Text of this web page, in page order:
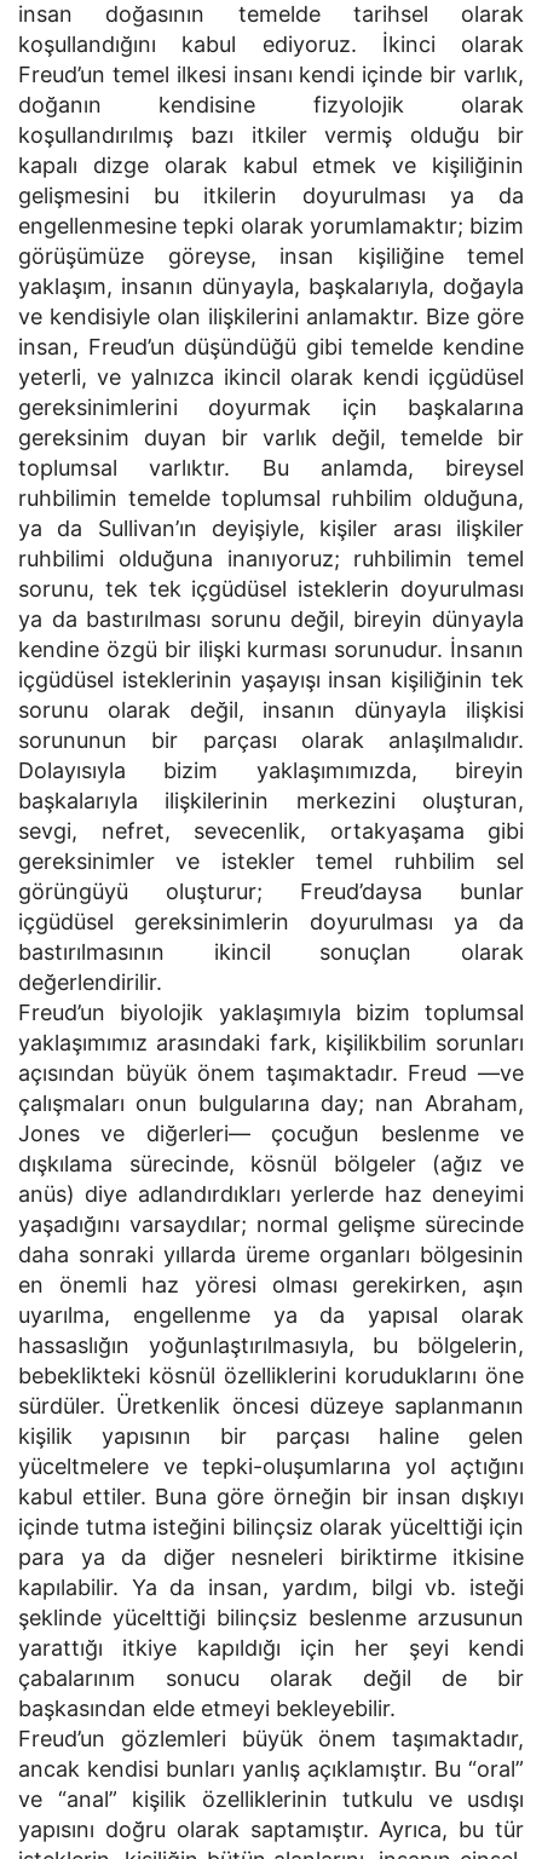
insan doğasının temelde tarihsel olarak
koşullandığını kabul ediyoruz. İkinci olarak
Freud’un temel ilkesi insanı kendi içinde bir varlık,
doğanın kendisine fizyolojik olarak
koşullandırılmış bazı itkiler vermiş olduğu bir
kapalı dizge olarak kabul etmek ve kişiliğinin
gelişmesini bu itkilerin doyurulması ya da
engellenmesine tepki olarak yorumlamaktır; bizim
görüşümüze göreyse, insan kişiliğine temel
yaklaşım, insanın dünyayla, başkalarıyla, doğayla
ve kendisiyle olan ilişkilerini anlamaktır. Bize göre
insan, Freud’un düşündüğü gibi temelde kendine
yeterli, ve yalnızca ikincil olarak kendi içgüdüsel
gereksinimlerini doyurmak için başkalarına
gereksinim duyan bir varlık değil, temelde bir
toplumsal varlıktır. Bu anlamda, bireysel
ruhbilimin temelde toplumsal ruhbilim olduğuna,
ya da Sullivan’ın deyişiyle, kişiler arası ilişkiler
ruhbilimi olduğuna inanıyoruz; ruhbilimin temel
sorunu, tek tek içgüdüsel isteklerin doyurulması
ya da bastırılması sorunu değil, bireyin dünyayla
kendine özgü bir ilişki kurması sorunudur. İnsanın
içgüdüsel isteklerinin yaşayışı insan kişiliğinin tek
sorunu olarak değil, insanın dünyayla ilişkisi
sorununun bir parçası olarak anlaşılmalıdır.
Dolayısıyla bizim yaklaşımımızda, bireyin
başkalarıyla ilişkilerinin merkezini oluşturan,
sevgi, nefret, sevecenlik, ortakyaşama gibi
gereksinimler ve istekler temel ruhbilim sel
görüngüyü oluşturur; Freud’daysa bunlar
içgüdüsel gereksinimlerin doyurulması ya da
bastırılmasının ikincil sonuçlan olarak
değerlendirilir.
Freud’un biyolojik yaklaşımıyla bizim toplumsal
yaklaşımımız arasındaki fark, kişilikbilim sorunları
açısından büyük önem taşımaktadır. Freud —ve
çalışmaları onun bulgularına day; nan Abraham,
Jones ve diğerleri— çocuğun beslenme ve
dışkılama sürecinde, kösnül bölgeler (ağız ve
anüs) diye adlandırdıkları yerlerde haz deneyimi
yaşadığını varsaydılar; normal gelişme sürecinde
daha sonraki yıllarda üreme organları bölgesinin
en önemli haz yöresi olması gerekirken, aşın
uyarılma, engellenme ya da yapısal olarak
hassaslığın yoğunlaştırılmasıyla, bu bölgelerin,
bebeklikteki kösnül özelliklerini koruduklarını öne
sürdüler. Üretkenlik öncesi düzeye saplanmanın
kişilik yapısının bir parçası haline gelen
yüceltmelere ve tepki-oluşumlarına yol açtığını
kabul ettiler. Buna göre örneğin bir insan dışkıyı
içinde tutma isteğini bilinçsiz olarak yücelttiği için
para ya da diğer nesneleri biriktirme itkisine
kapılabilir. Ya da insan, yardım, bilgi vb. isteği
şeklinde yücelttiği bilinçsiz beslenme arzusunun
yarattığı itkiye kapıldığı için her şeyi kendi
çabalarınım sonucu olarak değil de bir
başkasından elde etmeyi bekleyebilir.
Freud’un gözlemleri büyük önem taşımaktadır,
ancak kendisi bunları yanlış açıklamıştır. Bu “oral”
ve “anal” kişilik özelliklerinin tutkulu ve usdışı
yapısını doğru olarak saptamıştır. Ayrıca, bu tür